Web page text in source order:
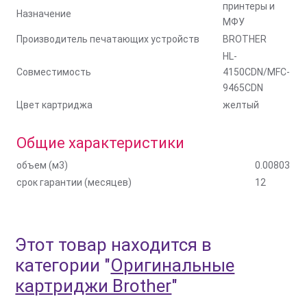
Назначение
принтеры и
МФУ
Производитель печатающих устройств
BROTHER
Совместимость
HL-
4150CDN/MFC-
9465CDN
Цвет картриджа
желтый
Общие характеристики
объем (м3)
0.00803
срок гарантии (месяцев)
12
Этот товар находится в
категории "Оригинальные
картриджи Brother"